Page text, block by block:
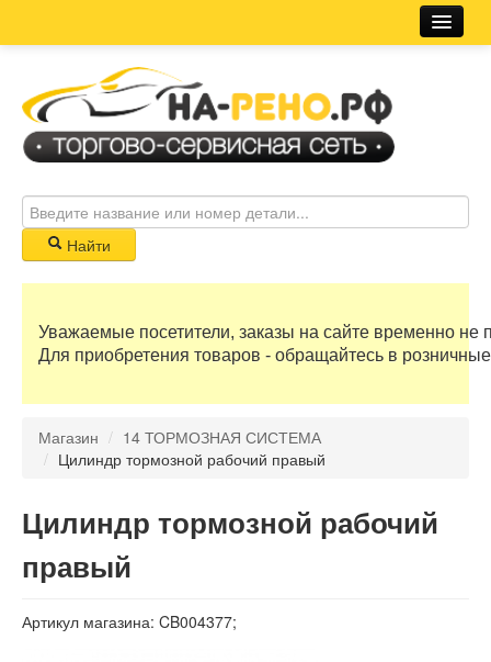
Магазин
Новости
Автосервис
Корзина
0 руб
Регистрация
Вход
Найти
Уважаемые посетители, заказы на сайте временно не
Для приобретения товаров - обращайтесь в
Магазин / 14 ТОРМОЗНАЯ СИСТЕМА
/ Цилиндр тормозной рабочий правый
Цилиндр тормозной рабочий
правый
Артикул магазина: CB004377;